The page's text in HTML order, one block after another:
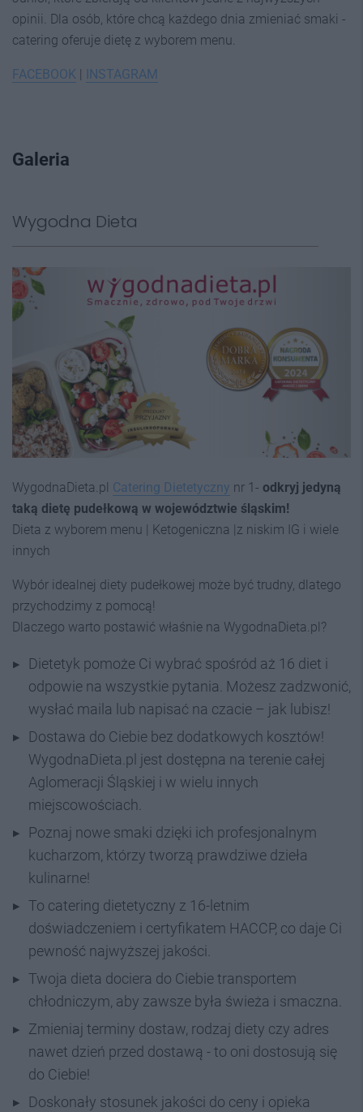
opinii. Dla osób, które chcą każdego dnia zmieniać smaki -
catering oferuje dietę z wyborem menu.
FACEBOOK | INSTAGRAM
Galeria
Wygodna Dieta
WygodnaDieta.pl Catering Dietetyczny nr 1- odkryj jedyną
taką dietę pudełkową w województwie śląskim!
Dieta z wyborem menu | Ketogeniczna |z niskim IG i wiele
innych
Wybór idealnej diety pudełkowej może być trudny, dlatego
przychodzimy z pomocą!
Dlaczego warto postawić właśnie na WygodnaDieta.pl?
Dietetyk pomoże Ci wybrać spośród aż 16 diet i
odpowie na wszystkie pytania. Możesz zadzwonić,
wysłać maila lub napisać na czacie – jak lubisz!
Dostawa do Ciebie bez dodatkowych kosztów!
WygodnaDieta.pl jest dostępna na terenie całej
Aglomeracji Śląskiej i w wielu innych
miejscowościach.
Poznaj nowe smaki dzięki ich profesjonalnym
kucharzom, którzy tworzą prawdziwe dzieła
kulinarne!
To catering dietetyczny z 16-letnim
doświadczeniem i certyfikatem HACCP, co daje Ci
pewność najwyższej jakości.
Twoja dieta dociera do Ciebie transportem
chłodniczym, aby zawsze była świeża i smaczna.
Zmieniaj terminy dostaw, rodzaj diety czy adres
nawet dzień przed dostawą - to oni dostosują się
do Ciebie!
Doskonały stosunek jakości do ceny i opieka